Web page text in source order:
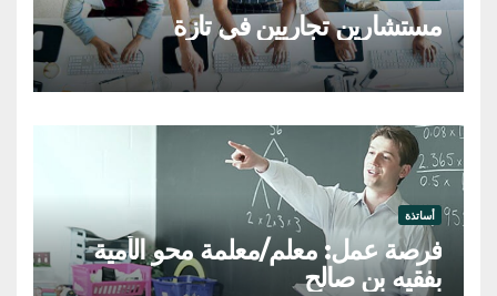
مستشارين تجاريين في تازة
أساتذة
فرصة عمل: معلم/معلمة محو الأمية
بفقيه بن صالح